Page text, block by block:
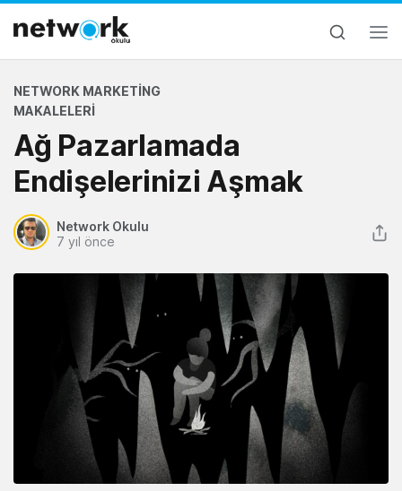
NETWORK MARKETING
MAKALELERI
Ağ Pazarlamada
Endişelerinizi Aşmak
Network Okulu
7 yıl önce